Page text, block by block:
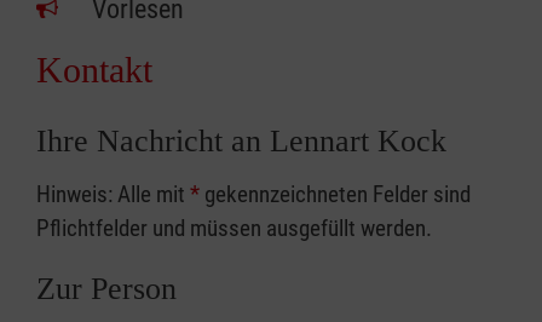
Vorlesen
Kontakt
Ihre Nachricht an Lennart Kock
Hinweis: Alle mit * gekennzeichneten Felder sind
Pflichtfelder und müssen ausgefüllt werden.
Zur Person